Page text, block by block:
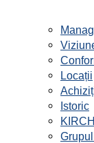
Locații
Istoric